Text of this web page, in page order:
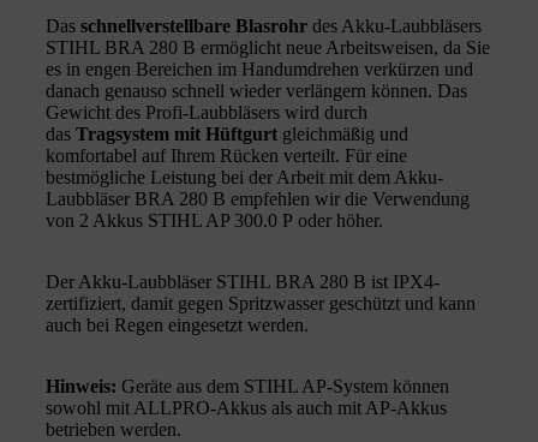
Das schnellverstellbare Blasrohr des Akku-Laubbläsers
STIHL BRA 280 B ermöglicht neue Arbeitsweisen, da Sie
es in engen Bereichen im Handumdrehen verkürzen und
danach genauso schnell wieder verlängern können. Das
Gewicht des Profi-Laubbläsers wird durch
das Tragsystem mit Hüftgurt gleichmäßig und
komfortabel auf Ihrem Rücken verteilt. Für eine
bestmögliche Leistung bei der Arbeit mit dem Akku-
Laubbläser BRA 280 B empfehlen wir die Verwendung
von 2 Akkus STIHL AP 300.0 P oder höher.
Der Akku-Laubbläser STIHL BRA 280 B ist IPX4-
zertifiziert, damit gegen Spritzwasser geschützt und kann
auch bei Regen eingesetzt werden.
Hinweis: Geräte aus dem STIHL AP-System können
sowohl mit ALLPRO-Akkus als auch mit AP-Akkus
betrieben werden.